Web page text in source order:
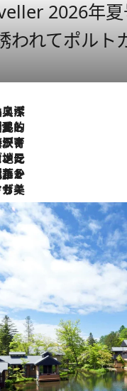
2026年
われてポルト
の街を歩く
門店の贅沢
史の光と影」